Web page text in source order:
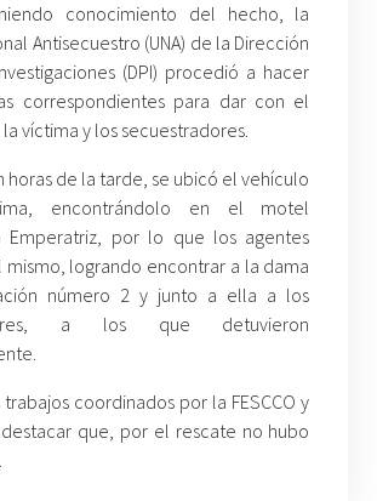
conocimiento del hecho, la
Antisecuestro (UNA) de la Dirección
(DPI) procedió a hacer
correspondientes para dar con el
víctima y los secuestradores.
horas de la tarde, se ubicó el vehículo
encontrándolo en el motel
Emperatriz, por lo que los agentes
mismo, logrando encontrar a la dama
número 2 y junto a ella a los
a los que detuvieron
trabajos coordinados por la FESCCO y
destacar que, por el rescate no hubo